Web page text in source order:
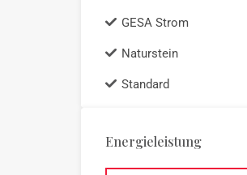
GESA Strom
Naturstein
Standard
Energieleistung